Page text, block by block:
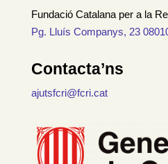
Fundació Catalana per a la
Pg. Lluís Companys, 23
Contacta’ns
ajutsfcri@fcri.cat